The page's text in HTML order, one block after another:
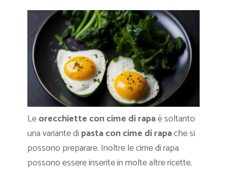
Leorecchiette con cime di rapaè soltanto
una variante di pasta con cime di rapache si
possono preparare. Inoltre le cime di rapa
possono essere inserite in molte altre ricette.